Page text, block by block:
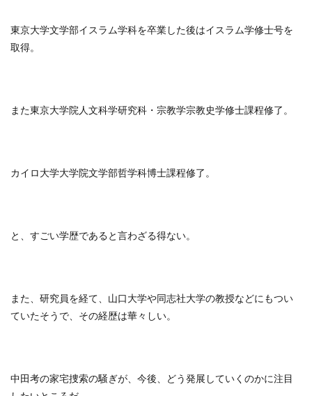
東京大学文学部イスラム学科を卒業した後はイスラム学修士号を
取得。
また東京大学院人文科学研究科・宗教学宗教史学修士課程修了。
カイロ大学大学院文学部哲学科博士課程修了。
と、すごい学歴であると言わざる得ない。
また、研究員を経て、山口大学や同志社大学の教授などにもつい
ていたそうで、その経歴は華々しい。
中田考の家宅捜索の騒ぎが、今後、どう発展していくのかに注目